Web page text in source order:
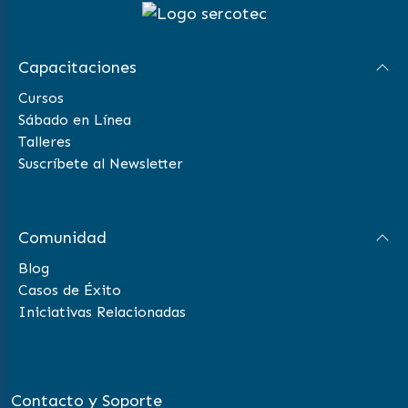
Capacitaciones
Cursos
Sábado en Línea
Talleres
Suscríbete al Newsletter
Comunidad
Blog
Casos de Éxito
Iniciativas Relacionadas
Contacto y Soporte